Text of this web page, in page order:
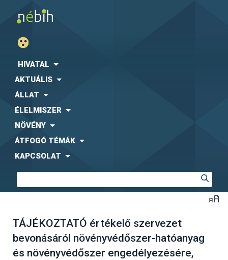
HIVATAL
AKTUÁLIS
ÁLLAT
ÉLELMISZER
NÖVÉNY
ÁTFOGÓ TÉMÁK
KAPCSOLAT
TÁJÉKOZTATÓ értékelő szervezet
bevonásáról növényvédőszer-hatóanyag
és növényvédőszer engedélyezésére,